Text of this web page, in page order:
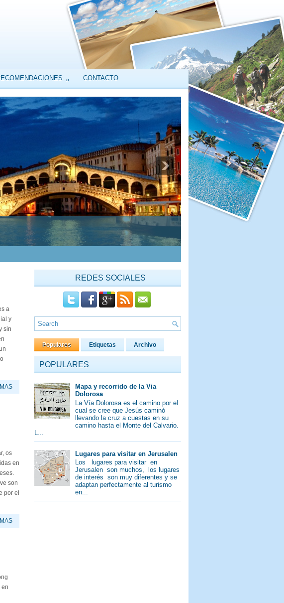
» CONTACTO
a
y
sin
os
en
son
por el
en
REDES SOCIALES
Populares Etiquetas Archivo
POPULARES
Mapa y recorrido de la Via
Dolorosa
La Vía Dolorosa es el camino por el
cual se cree que Jesús caminó
llevando la cruz a cuestas en su
camino hasta el Monte del Calvario.
L...
Lugares para visitar en Jerusalen
Los lugares para visitar en
Jerusalen son muchos, los lugares
de interés son muy diferentes y se
adaptan perfectamente al turismo
en...